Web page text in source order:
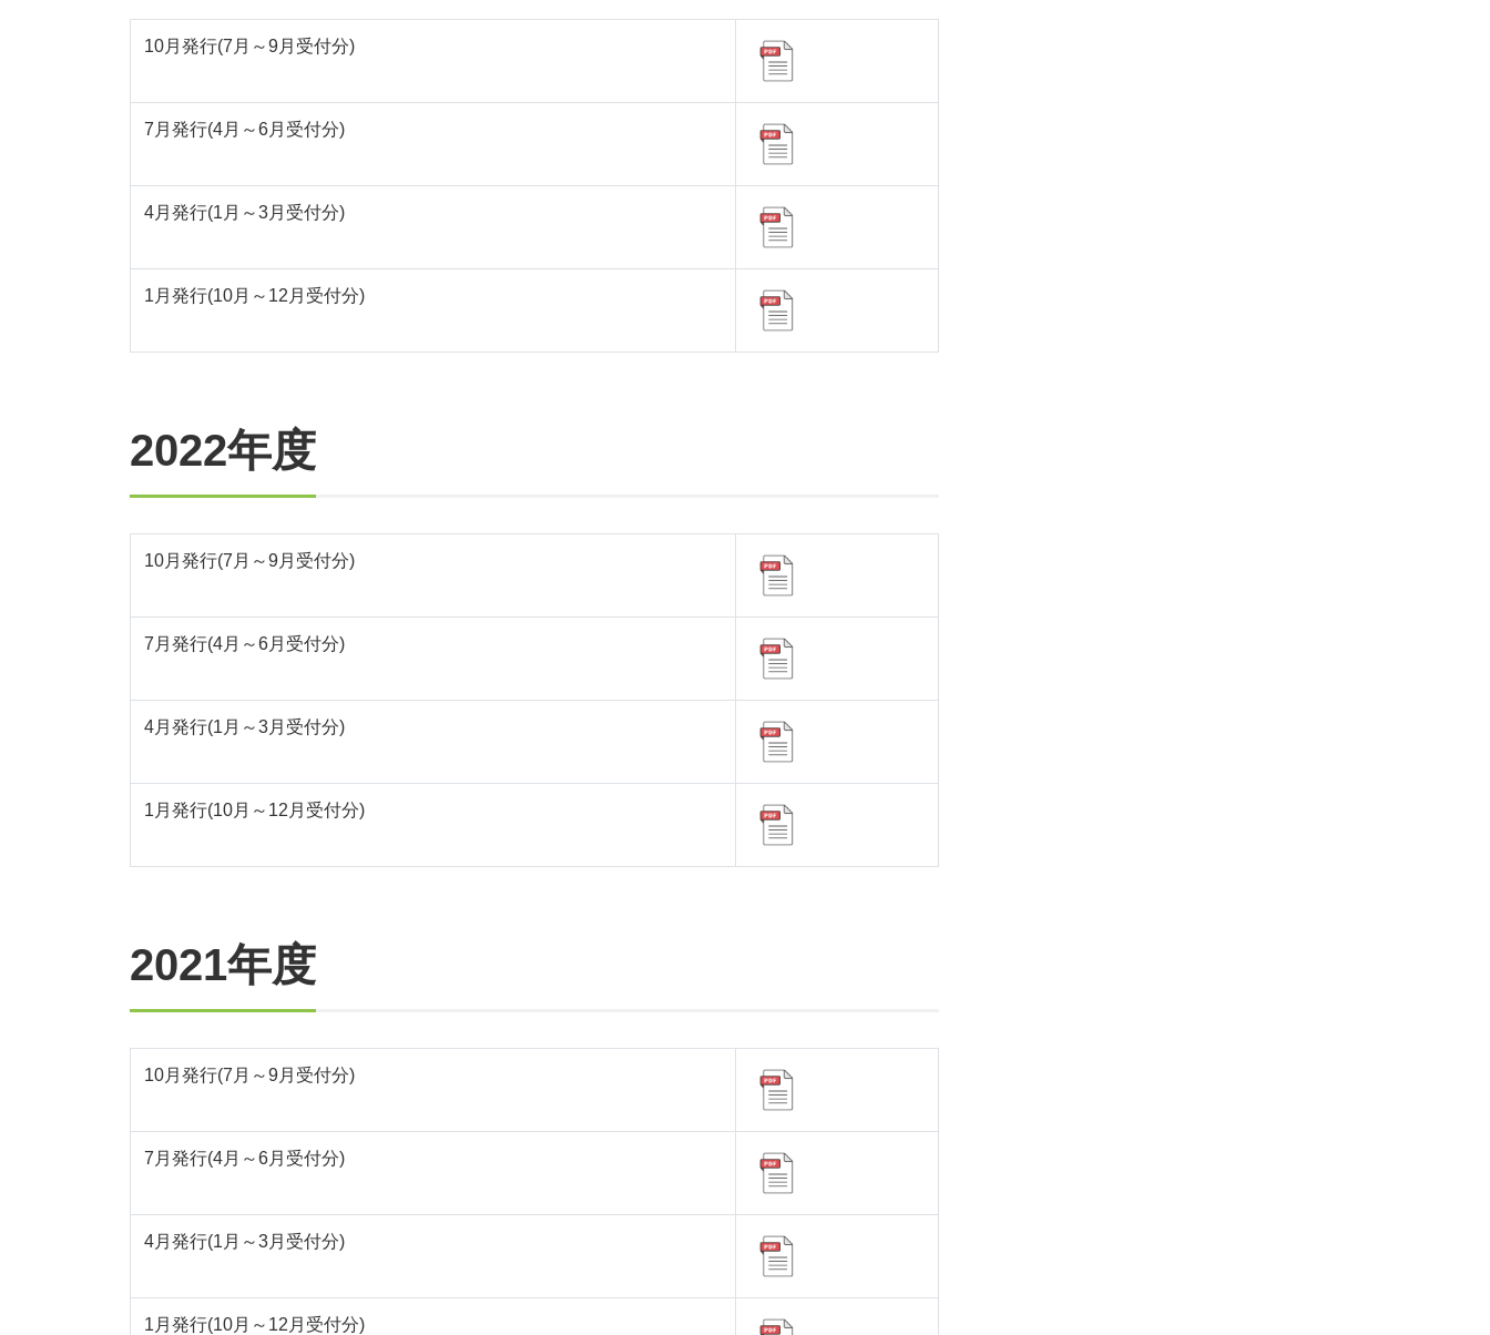
10月発行(7月～9月受付分)
7月発行(4月～6月受付分)
4月発行(1月～3月受付分)
1月発行(10月～12月受付分)
2022年度
10月発行(7月～9月受付分)
7月発行(4月～6月受付分)
4月発行(1月～3月受付分)
1月発行(10月～12月受付分)
2021年度
10月発行(7月～9月受付分)
7月発行(4月～6月受付分)
4月発行(1月～3月受付分)
1月発行(10月～12月受付分)